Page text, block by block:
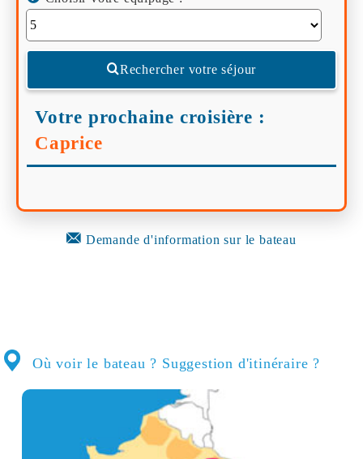
Rechercher votre séjour
Votre prochaine croisière :
Caprice
Demande d'information sur le bateau
Où voir le bateau ? Suggestion d'itinéraire ?